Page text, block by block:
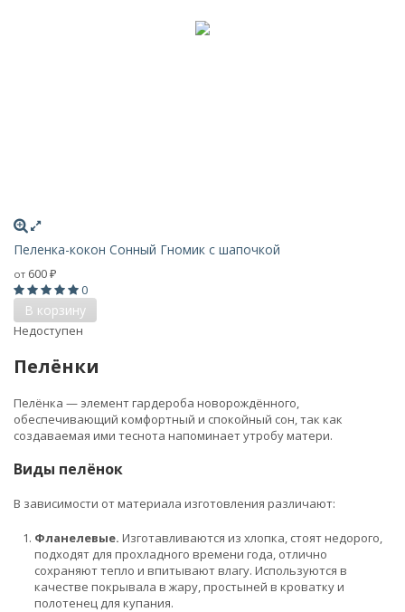
Пеленка-кокон Сонный Гномик с шапочкой
от 600 ₽
0
В корзину
Недоступен
Пелёнки
Пелёнка — элемент гардероба новорождённого,
обеспечивающий комфортный и спокойный сон, так как
создаваемая ими теснота напоминает утробу матери.
Виды пелёнок
В зависимости от материала изготовления различают:
Фланелевые. Изготавливаются из хлопка, стоят недорого,
подходят для прохладного времени года, отлично
сохраняют тепло и впитывают влагу. Используются в
качестве покрывала в жару, простыней в кроватку и
полотенец для купания.